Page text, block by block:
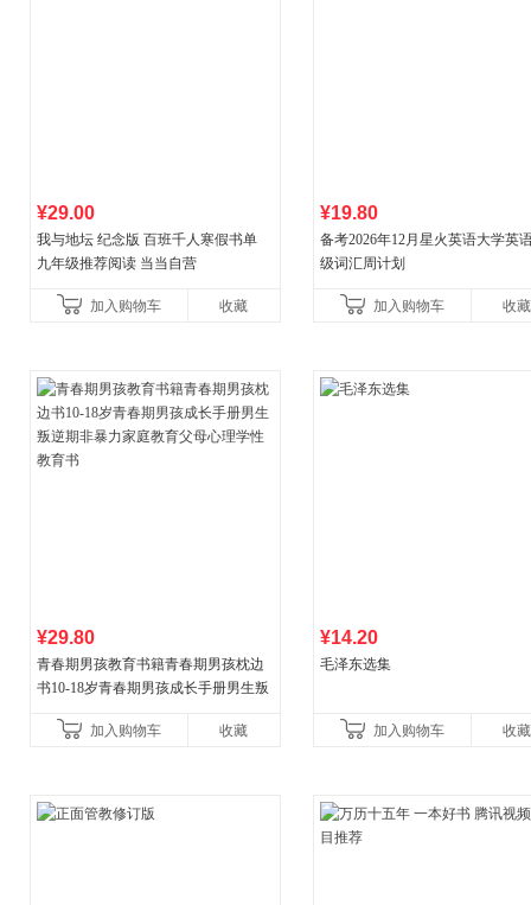
¥29.00
我与地坛 纪念版 百班千人寒假书单
九年级推荐阅读 当当自营
加入购物车 收藏
¥19.80
备考2026年12月星火英语大学英
级词汇周计划
加入购物车 收藏
¥29.80
青春期男孩教育书籍青春期男孩枕边
书10-18岁青春期男孩成长手册男生叛
育书
加入购物车 收藏
¥14.20
毛泽东选集
加入购物车 收藏